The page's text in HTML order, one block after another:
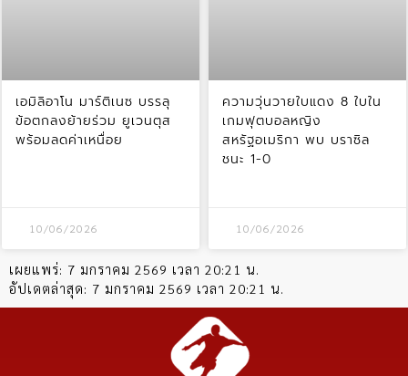
เอมิลิอาโน มาร์ติเนซ บรรลุ
ข้อตกลงย้ายร่วม ยูเวนตุส
พร้อมลดค่าเหนื่อย
10/06/2026
ความวุ่นวายใบแดง 8 ใบใน
เกมฟุตบอลหญิง
สหรัฐอเมริกา พบ บราซิล
ชนะ 1-0
10/06/2026
เผยแพร่: 7 มกราคม 2569 เวลา 20:21 น.
อัปเดตล่าสุด: 7 มกราคม 2569 เวลา 20:21 น.